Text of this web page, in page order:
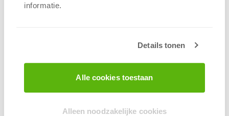
informatie.
Details tonen
Alle cookies toestaan
Alleen noodzakelijke cookies